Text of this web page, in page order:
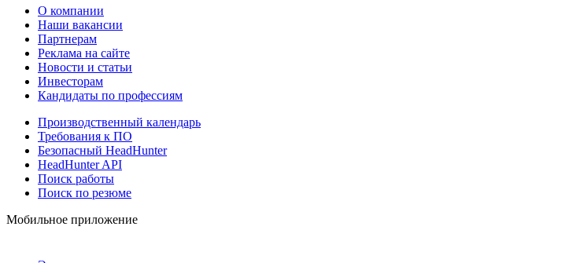
О компании
Наши вакансии
Партнерам
Реклама на сайте
Новости и статьи
Инвесторам
Кандидаты по профессиям
Производственный календарь
Требования к ПО
Безопасный HeadHunter
HeadHunter API
Поиск работы
Поиск по резюме
Мобильное приложение